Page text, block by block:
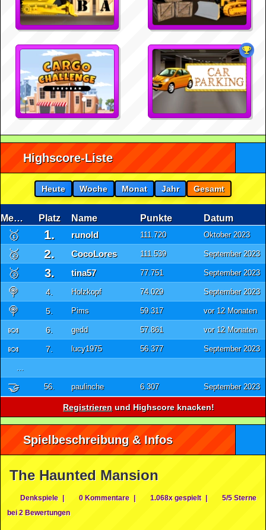
Highscore-Liste
Heute Woche Monat Jahr Gesamt
Medaille Platz Name Punkte Datum
🥇 1. runold 111.720 Oktober 2023
🥈 2. CocoLores 111.539 September 2023
🥉 3. tina57 77.751 September 2023
🍭 4. Holzkopf 74.029 September 2023
🍭 5. Pims 59.317 vor 12 Monaten
🍬 6. gedd 57.861 vor 12 Monaten
🍬 7. lucy1975 56.377 September 2023
...
🤝 56. paulinche 6.307 September 2023
Registrieren und Highscore knacken!
Spielbeschreibung & Infos
The Haunted Mansion
Denkspiele | 0 Kommentare | 1.068x gespielt |
5/5 Sterne
bei 2 Bewertungen